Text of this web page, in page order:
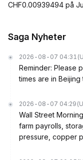
CHF0.00939494 på
Saga Nyheter
2026-08-07 04:31
Reminder: Please
times are in Beijing
2026-08-07 04:29
Wall Street
farm payrolls,
pressure, copper